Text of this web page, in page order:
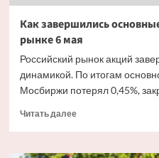
Как завершились
рынке 6 мая
Российский рынок акций
динамикой. По итогам
Мосбиржи потерял 0,45%,
Читать далееПрочитать
Как